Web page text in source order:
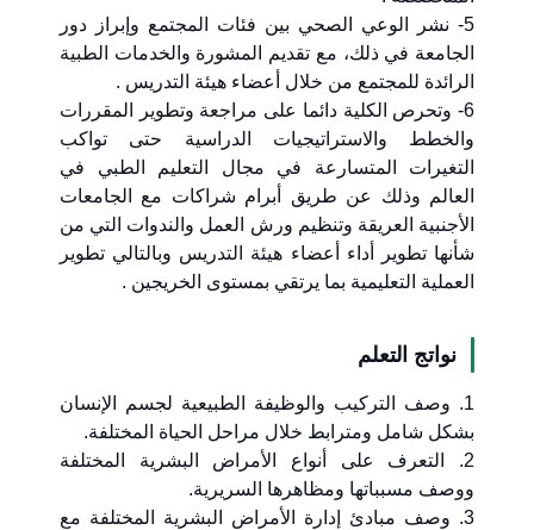
5- نشر الوعي الصحي بين فئات المجتمع وإبراز دور
الجامعة في ذلك، مع تقديم المشورة والخدمات الطبية
الرائدة للمجتمع من خلال أعضاء هيئة التدريس .
6- وتحرص الكلية دائما على مراجعة وتطوير المقررات
والخطط والاستراتيجيات الدراسية حتى تواكب
التغيرات المتسارعة في مجال التعليم الطبي في
العالم وذلك عن طريق أبرام شراكات مع الجامعات
الأجنبية العريقة وتنظيم ورش العمل والندوات التي من
شأنها تطوير أداء أعضاء هيئة التدريس وبالتالي تطوير
العملية التعليمية بما يرتقي بمستوى الخريجين .
نواتج التعلم
1. وصف التركيب والوظيفة الطبيعية لجسم الإنسان
بشكل شامل ومترابط خلال مراحل الحياة المختلفة.
2. التعرف على أنواع الأمراض البشرية المختلفة
ووصف مسبباتها ومظاهرها السريرية.
3. وصف مبادئ إدارة الأمراض البشرية المختلفة مع